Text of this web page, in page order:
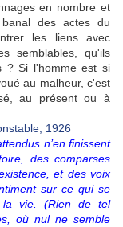
en nombre et
des actes du
les liens avec
semblables, qu'ils
? Si l'homme est si
au malheur, c'est
au présent ou à
n’en finissent
des comparses
et des voix
sur ce qui se
la vie. (Rien de tel
où nul ne semble